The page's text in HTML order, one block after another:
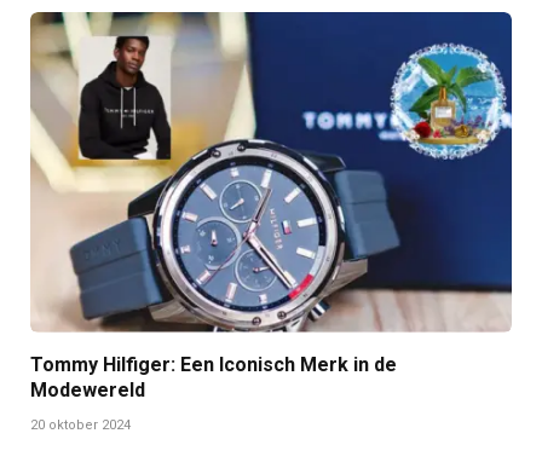
Tommy Hilfiger: Een Iconisch Merk in de
Modewereld
20 oktober 2024